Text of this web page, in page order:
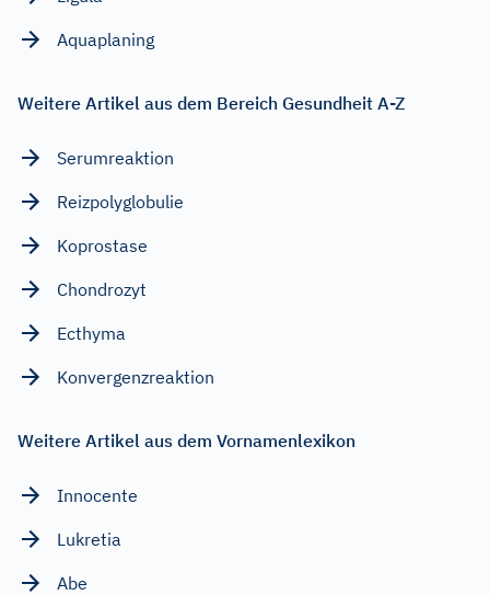
Aquaplaning
Weitere Artikel aus dem Bereich Gesundheit A-Z
Serumreaktion
Reizpolyglobulie
Koprostase
Chondrozyt
Ecthyma
Konvergenzreaktion
Weitere Artikel aus dem Vornamenlexikon
Innocente
Lukretia
Abe